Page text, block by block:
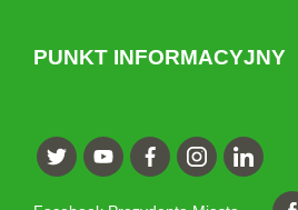
PUNKT INFORMACYJNY